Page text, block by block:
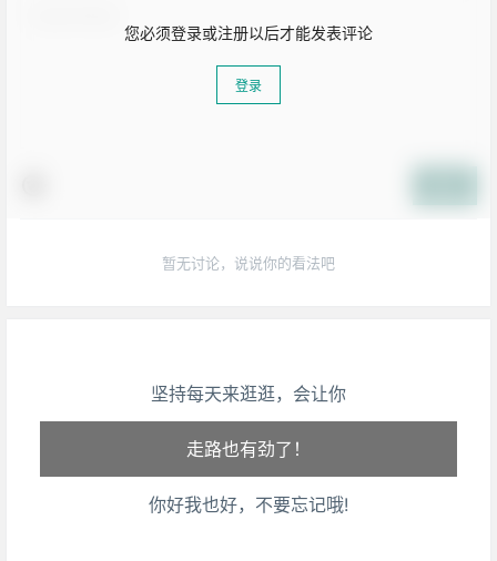
您必须登录或注册以后才能发表评论
登录
暂无讨论，说说你的看法吧
坚持每天来逛逛，会让你
心情也舒畅了！
走路也有劲了！
腿也不痛了！
你好我也好，不要忘记哦!